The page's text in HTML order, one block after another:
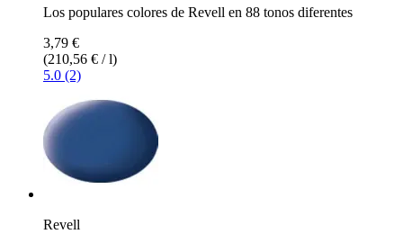
Los populares colores de Revell en 88 tonos diferentes
3,79 €
(210,56 € / l)
5.0 (2)
Revell